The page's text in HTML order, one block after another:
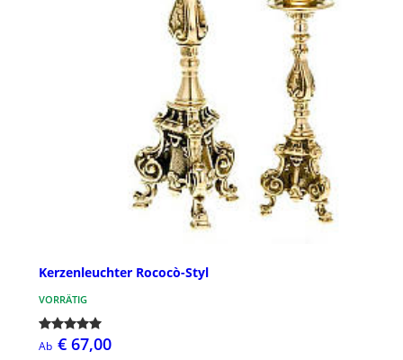
Kerzenleuchter Rococò-Styl
VORRÄTIG
Ab € 67,00